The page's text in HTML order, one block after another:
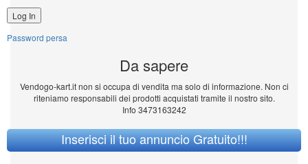
Password persa
Da sapere
Vendogo-kart.it non si occupa di vendita ma solo di informazione. Non ci
riteniamo responsabili dei prodotti acquistati tramite il nostro sito.
Info 3473163242
Inserisci il tuo annuncio Gratuito!!!